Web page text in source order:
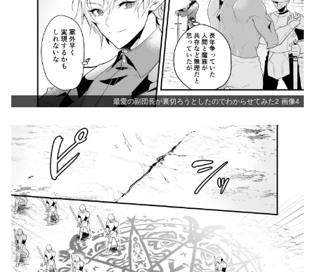
最愛の副団長が裏切ろうとしたのでわからせてみた2 画像4